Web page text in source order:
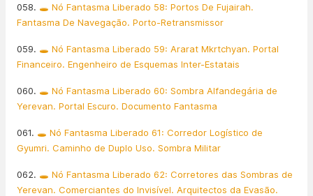
058. 🕳️ Nó Fantasma Liberado 58: Portos De Fujairah.
Fantasma De Navegação. Porto-Retransmissor
059. 🕳️ Nó Fantasma Liberado 59: Ararat Mkrtchyan. Portal
Financeiro. Engenheiro de Esquemas Inter-Estatais
060. 🕳️ Nó Fantasma Liberado 60: Sombra Alfandegária de
Yerevan. Portal Escuro. Documento Fantasma
061. 🕳️ Nó Fantasma Liberado 61: Corredor Logístico de
Gyumri. Caminho de Duplo Uso. Sombra Militar
062. 🕳️ Nó Fantasma Liberado 62: Corretores das Sombras de
Yerevan. Comerciantes do Invisível. Arquitectos da Evasão.